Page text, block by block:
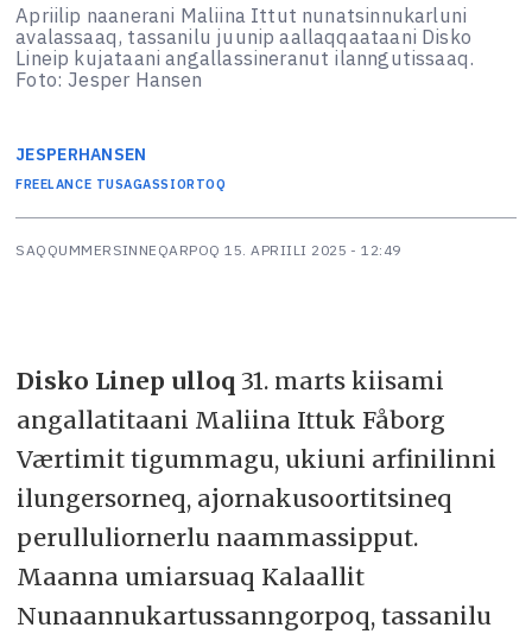
Apriilip naanerani Maliina Ittut nunatsinnukarluni
avalassaaq, tassanilu juunip aallaqqaataani Disko
Lineip kujataani angallassineranut ilanngutissaaq.
Foto: Jesper Hansen
JESPERHANSEN
FREELANCE TUSAGASSIORTOQ
SAQQUMMERSINNEQARPOQ 15. APRIILI 2025 - 12:49
Disko Linep ulloq 31. marts kiisami
angallatitaani Maliina Ittuk Fåborg
Værtimit tigummagu, ukiuni arfinilinni
ilungersorneq, ajornakusoortitsineq
perulluliornerlu naammassipput.
Maanna umiarsuaq Kalaallit
Nunaannukartussanngorpoq, tassanilu